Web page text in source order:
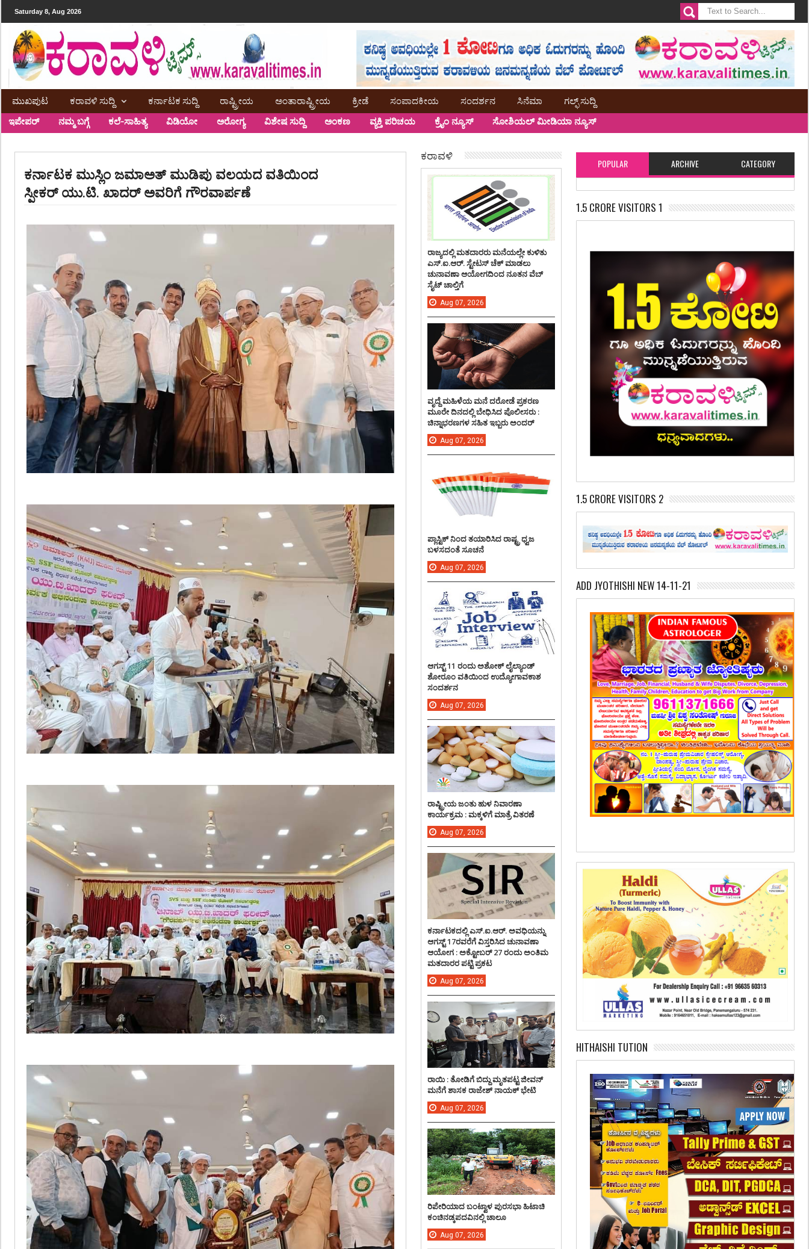
Saturday 8, Aug 2026
ಮುಖಪುಟ ಕರಾವಳಿ ಸುದ್ದಿ ಕರ್ನಾಟಕ ಸುದ್ದಿ ರಾಷ್ಟ್ರೀಯ ಅಂತಾರಾಷ್ಟ್ರೀಯ ಕ್ರೀಡೆ ಸಂಪಾದಕೀಯ ಸಂದರ್ಶನ ಸಿನೆಮಾ ಗಲ್ಫ್ ಸುದ್ದಿ
ಇಪೇಪರ್ ನಮ್ಮ ಬಗ್ಗೆ ಕಲೆ-ಸಾಹಿತ್ಯ ವಿಡಿಯೋ ಅರೋಗ್ಯ ವಿಶೇಷ ಸುದ್ದಿ ಅಂಕಣ ವ್ಯಕ್ತಿ ಪರಿಚಯ ಕ್ರೈಂ ನ್ಯೂಸ್ ಸೋಶಿಯಲ್ ಮೀಡಿಯಾ ನ್ಯೂಸ್
ಕರ್ನಾಟಕ ಮುಸ್ಲಿಂ ಜಮಾಅತ್ ಮುಡಿಪು ವಲಯದ ವತಿಯಿಂದ
ಸ್ಪೀಕರ್ ಯು.ಟಿ. ಖಾದರ್ ಅವರಿಗೆ ಗೌರವಾರ್ಪಣೆ
POPULAR ARCHIVE CATEGORY
1.5 CRORE VISITORS 1
1.5 CRORE VISITORS 2
ADD JYOTHISHI NEW 14-11-21
HITHAISHI TUTION
ಕರಾವಳಿ
ರಾಜ್ಯದಲ್ಲಿ ಮತದಾರರು ಮನೆಯಲ್ಲೇ ಕುಳಿತು
ಎಸ್.ಐ.ಆರ್. ಸ್ಟೇಟಸ್ ಚೆಕ್ ಮಾಡಲು
ಚುನಾವಣಾ ಆಯೋಗದಿಂದ ನೂತನ ವೆಬ್
ಸೈಟ್ ಚಾಲ್ತಿಗೆ
Aug 07, 2026
ವೃದ್ದೆ ಮಹಿಳೆಯ ಮನೆ ದರೋಡೆ ಪ್ರಕರಣ
ಮೂರೇ ದಿನದಲ್ಲಿ ಬೇಧಿಸಿದ ಪೊಲೀಸರು :
ಚಿನ್ನಾಭರಣಗಳ ಸಹಿತ ಇಬ್ಬರು ಅಂದರ್
Aug 07, 2026
ಪ್ಲಾಸ್ಟಿಕ್ ನಿಂದ ತಯಾರಿಸಿದ ರಾಷ್ಟ್ರ ಧ್ವಜ
ಬಳಸದಂತೆ ಸೂಚನೆ
Aug 07, 2026
ಆಗಸ್ಟ್ 11 ರಂದು ಅಶೋಕ್ ಲೈಲ್ಯಾಂಡ್
ಶೋರೂಂ ವತಿಯಿಂದ ಉದ್ಯೋಗಾವಕಾಶ
ಸಂದರ್ಶನ
Aug 07, 2026
ರಾಷ್ಟ್ರೀಯ ಜಂತು ಹುಳ ನಿವಾರಣಾ
ಕಾರ್ಯಕ್ರಮ : ಮಕ್ಕಳಿಗೆ ಮಾತ್ರೆ ವಿತರಣೆ
Aug 07, 2026
ಕರ್ನಾಟಕದಲ್ಲಿ ಎಸ್.ಐ.ಆರ್. ಅವಧಿಯನ್ನು
ಆಗಸ್ಟ್ 17ರವರೆಗೆ ವಿಸ್ತರಿಸಿದ ಚುನಾವಣಾ
ಆಯೋಗ : ಅಕ್ಟೋಬರ್ 27 ರಂದು ಅಂತಿಮ
ಮತದಾರರ ಪಟ್ಟಿ ಪ್ರಕಟ
Aug 07, 2026
ರಾಯಿ : ತೋಡಿಗೆ ಬಿದ್ದು ಮೃತಪಟ್ಟ ಜೀವನ್
ಮನೆಗೆ ಶಾಸಕ ರಾಜೇಶ್ ನಾಯಕ್ ಭೇಟಿ
Aug 07, 2026
ರಿಪೇರಿಯಾದ ಬಂಟ್ವಾಳ ಪುರಸಭಾ ಹಿಟಾಚಿ
ಕಂಚಿನಡ್ಕಪದವಿನಲ್ಲಿ ಚಾಲೂ
Aug 07, 2026